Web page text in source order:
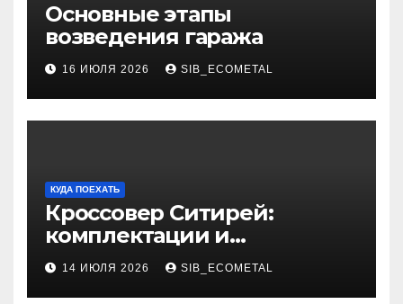
Основные этапы
возведения гаража
16 ИЮЛЯ 2026 SIB_ECOMETAL
КУДА ПОЕХАТЬ
Кроссовер Ситирей:
комплектации и
характеристики
14 ИЮЛЯ 2026 SIB_ECOMETAL